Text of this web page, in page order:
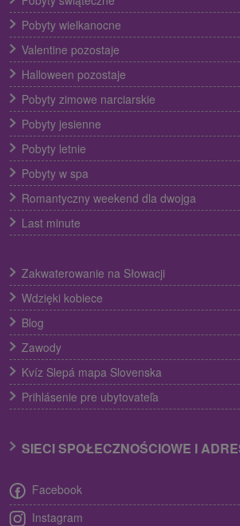
Pobyty wielkanocne
Valentine pozostaje
Halloween pozostaje
Pobyty zimowe narciarskie
Pobyty jesienne
Pobyty letnie
Pobyty w spa
Romantyczny weekend dla dwojga
Last minute
Zakwaterowanie na Słowacji
Wdzięki kobiece
Blog
Zawody
Kvíz Slepá mapa Slovenska
Prihlásenie pre ubytovateľa
SIECI SPOŁECZNOŚCIOWE I
Facebook
Instagram